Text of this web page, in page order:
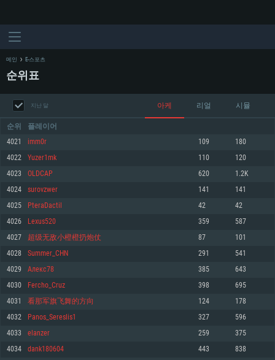
최소사양
운영체제: Windows 10 (64 bit)
프로세서: 2.2 GHz 듀얼코어 이상
메모리: 4GB
그래픽 카드: DirectX 11 이상을 지원하는 AMD Radeon 77XX / NVIDIA
GeForce GT 660. 최소 사양 해상도: 720p
네트워크: 브로드밴드 인터넷
여유 저장 공간: 22.1 GB (최소 클라이언트)
최소사양
운영체제: Mac OS Big Sur 11.0
프로세서: 최소 2.2 GHz의 Core i5 (Intel Xeon 은 지원하지 않습니다)
메모리: 6 GB
그래픽 카드: Metal 을 지원하는 Intel Iris Pro 5200 (Mac), 혹은 이와 비슷한 성
능을 가지는 Mac 버전의 AMD/Nvidia. 최소 해상도: 720p
네트워크: 브로드밴드 인터넷
여유 저장 공간: 22.1 GB (최소 클라이언트)
최소사양
운영체제: 64bit Linux 중 최신 버전
프로세서: 2.4 GHz 듀얼코어
메모리: 4 GB
그래픽 카드: Vulkan 을 지원하고, 최신 그래픽 드라이버를 지원하는 NVIDIA
660 (6개월 미만) 혹은 그와 동급의 성능을 가지며 최신 그래픽 드라이버를 지
원하는 AMD (6개월 미만; 최소사양 지원 해상도 720p)
네트워크: 브로드밴드 인터넷
여유 저장 공간: 22.1 GB (최소 클라이언트)
메인 E-스포츠
순위표
지난 달 아케 리얼 시뮬
순위 플레이어
4021 imm0r 109 180
4022 Yuzer1mk 110 120
4023 OLDCAP 620 1.2K
4024 surovzwer 141 141
4025 PteraDactil 42 42
4026 Lexus520 359 587
4027 超级无敌小橙橙扔炮仗 87 101
4028 Summer_CHN 291 541
4029 Алекс78 385 643
4030 Fercho_Cruz 398 695
4031 看那军旗飞舞的方向 124 178
4032 Panos_Sereslis1 327 596
4033 elanzer 259 375
4034 dank180604 443 838